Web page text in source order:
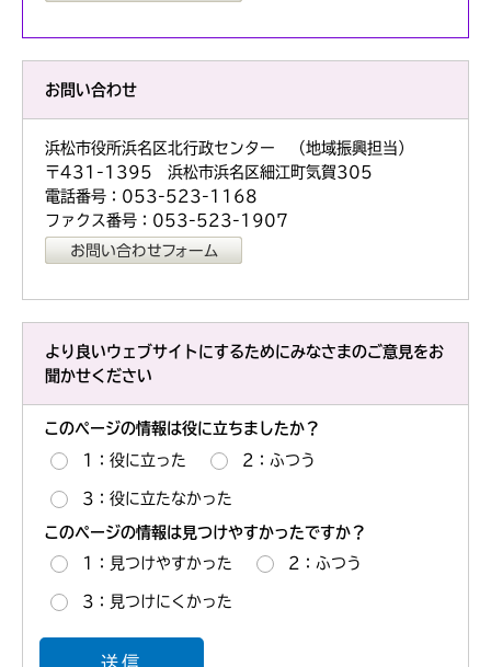
お問い合わせ
浜松市役所浜名区北行政センター （地域振興担当）
〒431-1395 浜松市浜名区細江町気賀305
電話番号：053-523-1168
ファクス番号：053-523-1907
より良いウェブサイトにするためにみなさまのご意見をお
聞かせください
このページの情報は役に立ちましたか？
1：役に立った 2：ふつう
3：役に立たなかった
このページの情報は見つけやすかったですか？
1：見つけやすかった 2：ふつう
3：見つけにくかった